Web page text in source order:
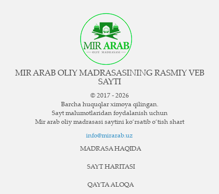
MIR ARAB OLIY MADRASASINING RASMIY VEB
SAYTI
© 2017 - 2026
Barcha huquqlar ximoya qilingan.
Sayt ma`lumotlaridan foydalanish uchun
Mir arab oliy madrasasi saytini ko‘rsatib o‘tish shart
info@mirarab.uz
MADRASA HAQIDA
SAYT HARITASI
QAYTA ALOQA